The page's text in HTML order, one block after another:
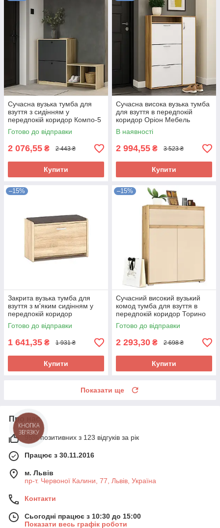
Сучасна вузька тумба для
взуття з сидінням у
передпокій коридор Компо-5
Мебель Сервіс
Готово до відправки
2 076,55 ₴ 2 443 ₴
Купити
Сучасна висока вузька тумба
для взуття в передпокій
коридор Оріон Мебель
Сервіс
В наявності
2 994,55 ₴ 3 523 ₴
Купити
–15%
Закрита вузька тумба для
взуття з м'яким сидінням у
передпокій коридор
Комфорт-2 Мебель Сервіс
Готово до відправки
1 641,35 ₴ 1 931 ₴
Купити
–15%
Сучасний високий вузький
комод тумба для взуття в
передпокій коридор Торино
Мебель Сервіс
Готово до відправки
2 293,30 ₴ 2 698 ₴
Купити
Показати ще
Про нас
95% позитивних з 123 відгуків за рік
Працює з 30.11.2016
м. Львів
пр-т. Червоної Калини, 77, Львів, Україна
Контакти
Сьогодні працює з 10:30 до 15:00
Показати весь графік роботи
КНОПКА
ЗВ'ЯЗКУ